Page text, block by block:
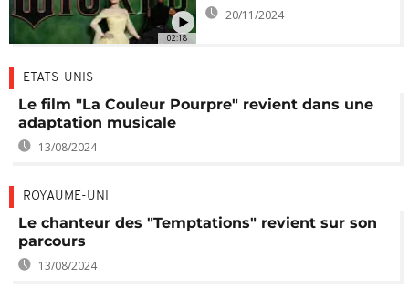
02:18
20/11/2024
ETATS-UNIS
Le film "La Couleur Pourpre" revient dans une
adaptation musicale
13/08/2024
ROYAUME-UNI
Le chanteur des "Temptations" revient sur son
parcours
13/08/2024